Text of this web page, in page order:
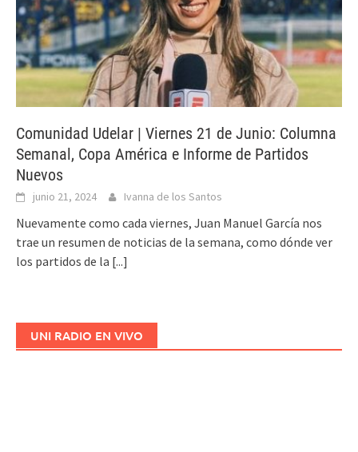
Comunidad Udelar | Viernes 21 de Junio: Columna
Semanal, Copa América e Informe de Partidos
Nuevos
junio 21, 2024 Ivanna de los Santos
Nuevamente como cada viernes, Juan Manuel García nos
trae un resumen de noticias de la semana, como dónde ver
los partidos de la [...]
UNI RADIO EN VIVO